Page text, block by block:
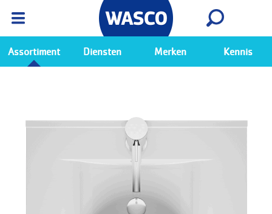
Ga naar de Wasco app
Bekijk
Assortiment Diensten Merken Kennis